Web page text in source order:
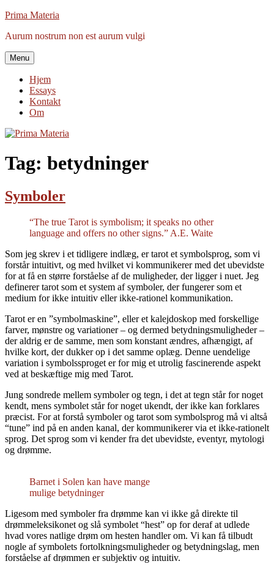
Videre
indhold
Prima Materia
Aurum nostrum non est aurum vulgi
Menu
Hjem
Essays
Kontakt
Om
Tag: betydninger
Symboler
“The true Tarot is symbolism; it speaks no other
language and offers no other signs.” A.E. Waite
Som jeg skrev i et tidligere indlæg, er tarot et symbolsprog, som vi
forstår intuitivt, og med hvilket vi kommunikerer med det ubevidste
for at få en større forståelse af de muligheder, der ligger i nuet. Jeg
definerer tarot som et system af symboler, der fungerer som et
medium for ikke intuitiv eller ikke-rationel kommunikation.
Tarot er en ”symbolmaskine”, eller et kalejdoskop med forskellige
farver, mønstre og variationer – og dermed betydningsmuligheder –
der aldrig er de samme, men som konstant ændres, afhængigt, af
hvilke kort, der dukker op i det samme oplæg. Denne uendelige
variation i symbolssproget er for mig et utrolig fascinerende aspekt
ved at beskæftige mig med Tarot.
Jung sondrede mellem symboler og tegn, i det at tegn står for noget
kendt, mens symbolet står for noget ukendt, der ikke kan forklares
præcist. For at forstå symboler og tarot som symbolsprog må vi altså
“tune” ind på en anden kanal, der kommunikerer via et ikke-rationelt
sprog. Det sprog som vi kender fra det ubevidste, eventyr, mytologi
og drømme.
Barnet i Solen kan have mange
mulige betydninger
Ligesom med symboler fra drømme kan vi ikke gå direkte til
drømmeleksikonet og slå symbolet “hest” op for deraf at udlede
hvad vores natlige drøm om hesten handler om. Vi kan få tilbudt
nogle af symbolets fortolkningsmuligheder og betydningslag, men
forståelse af drømmen er subjektiv og intuitiv.